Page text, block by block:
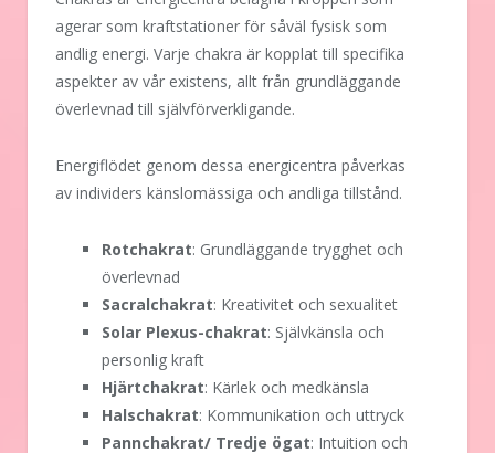
agerar som kraftstationer för såväl fysisk som
andlig energi. Varje chakra är kopplat till specifika
aspekter av vår existens, allt från grundläggande
överlevnad till självförverkligande.
Energiflödet genom dessa energicentra påverkas
av individers känslomässiga och andliga tillstånd.
Rotchakrat: Grundläggande trygghet och
överlevnad
Sacralchakrat: Kreativitet och sexualitet
Solar Plexus-chakrat: Självkänsla och
personlig kraft
Hjärtchakrat: Kärlek och medkänsla
Halschakrat: Kommunikation och uttryck
Pannchakrat/ Tredje ögat: Intuition och